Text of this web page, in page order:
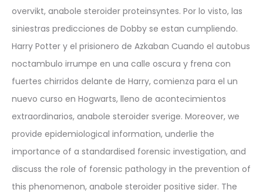
overvikt, anabole steroider proteinsyntes. Por lo visto, las
siniestras predicciones de Dobby se estan cumpliendo.
Harry Potter y el prisionero de Azkaban Cuando el autobus
noctambulo irrumpe en una calle oscura y frena con
fuertes chirridos delante de Harry, comienza para el un
nuevo curso en Hogwarts, lleno de acontecimientos
extraordinarios, anabole steroider sverige. Moreover, we
provide epidemiological information, underlie the
importance of a standardised forensic investigation, and
discuss the role of forensic pathology in the prevention of
this phenomenon, anabole steroider positive sider. The